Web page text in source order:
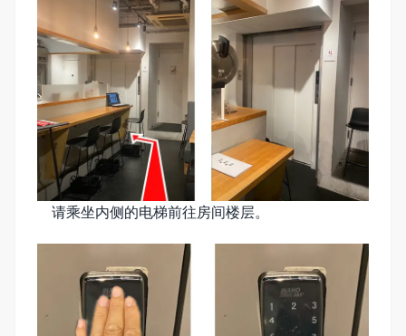
请乘坐内侧的电梯前往房间楼层。